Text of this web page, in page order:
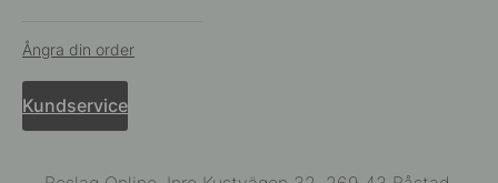
Ångra din order
Kundservice